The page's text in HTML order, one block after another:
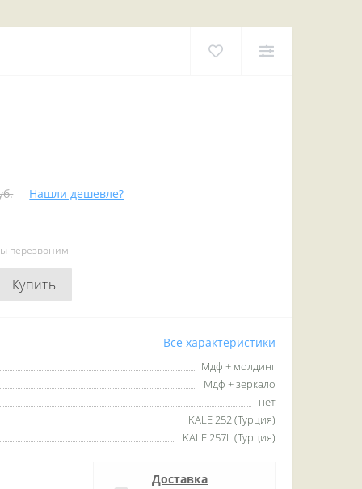
Нашли дешевле?
перезвоним
Купить
Все характеристики
Мдф + молдинг
Мдф + зеркало
нет
KALE 252 (Турция)
KALE 257L (Турция)
Доставка